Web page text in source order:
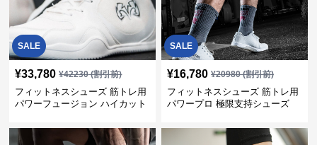
SALE
¥33,780 ¥42230(割引前)
フィットネスシューズ 筋トレ用
パワーフュージョン ハイカット
SALE
¥16,780 ¥20980(割引前)
フィットネスシューズ 筋トレ用
パワープロ 極限支持シューズ